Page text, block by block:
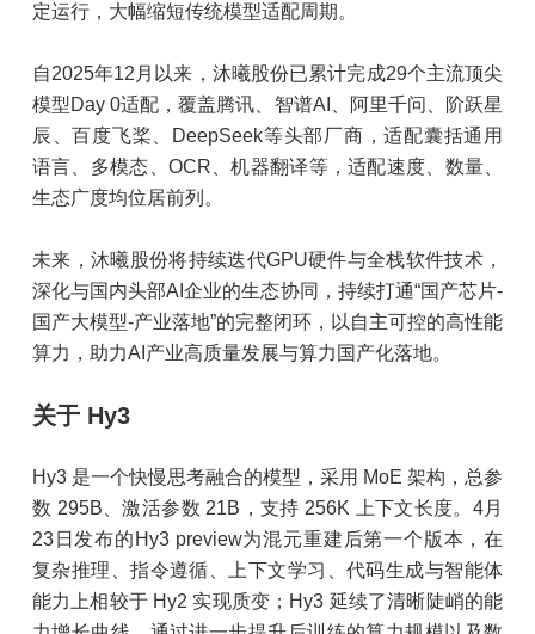
定运行，大幅缩短传统模型适配周期。
自2025年12月以来，沐曦股份已累计完成29个主流顶尖
模型Day 0适配，覆盖腾讯、智谱AI、阿里千问、阶跃星
辰、百度飞桨、DeepSeek等头部厂商，适配囊括通用
语言、多模态、OCR、机器翻译等，适配速度、数量、
生态广度均位居前列。
未来，沐曦股份将持续迭代GPU硬件与全栈软件技术，
深化与国内头部AI企业的生态协同，持续打通“国产芯片-
国产大模型-产业落地”的完整闭环，以自主可控的高性能
算力，助力AI产业高质量发展与算力国产化落地。
关于 Hy3
Hy3 是一个快慢思考融合的模型，采用 MoE 架构，总参
数 295B、激活参数 21B，支持 256K 上下文长度。4月
23日发布的Hy3 preview为混元重建后第一个版本，在
复杂推理、指令遵循、上下文学习、代码生成与智能体
能力上相较于 Hy2 实现质变；Hy3 延续了清晰陡峭的能